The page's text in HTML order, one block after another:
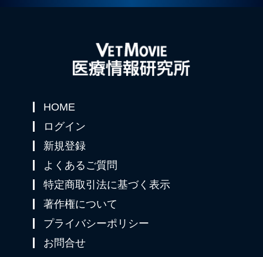
HOME
ログイン
新規登録
よくあるご質問
特定商取引法に基づく表示
著作権について
プライバシーポリシー
お問合せ